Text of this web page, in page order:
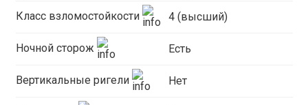
Класс взломостойкости 4 (высший)
Ночной сторож Есть
Вертикальные ригели Нет